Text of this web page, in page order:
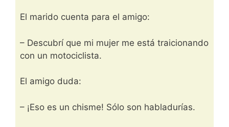
El marido cuenta para el amigo:
– Descubrí que mi mujer me está traicionando
con un motociclista.
El amigo duda:
– ¡Eso es un chisme! Sólo son habladurías.